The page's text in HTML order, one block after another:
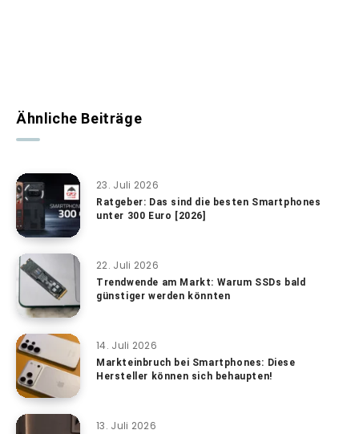
Ähnliche Beiträge
23. Juli 2026
Ratgeber: Das sind die besten Smartphones
unter 300 Euro [2026]
22. Juli 2026
Trendwende am Markt: Warum SSDs bald
günstiger werden könnten
14. Juli 2026
Markteinbruch bei Smartphones: Diese
Hersteller können sich behaupten!
13. Juli 2026